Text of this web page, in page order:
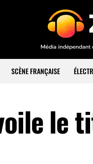
SCÈNE FRANÇAISE
le